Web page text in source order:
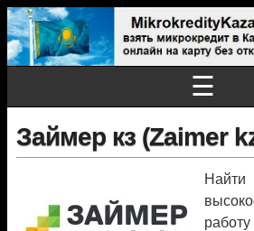
☰
Займер кз (Zaimer
Найти